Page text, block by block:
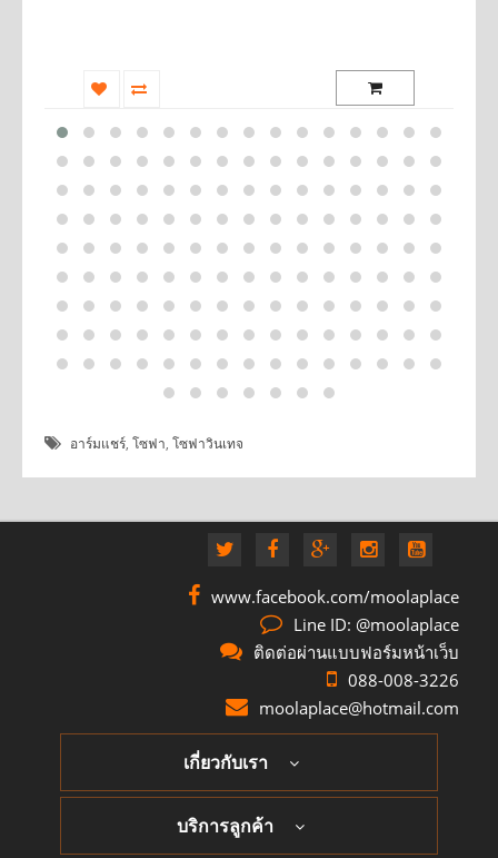
อาร์มแชร์, โซฟา, โซฟาวินเทจ
www.facebook.com/moolaplace
Line ID: @moolaplace
ติดต่อผ่านแบบฟอร์มหน้าเว็บ
088-008-3226
moolaplace@hotmail.com
เกี่ยวกับเรา
บริการลูกค้า